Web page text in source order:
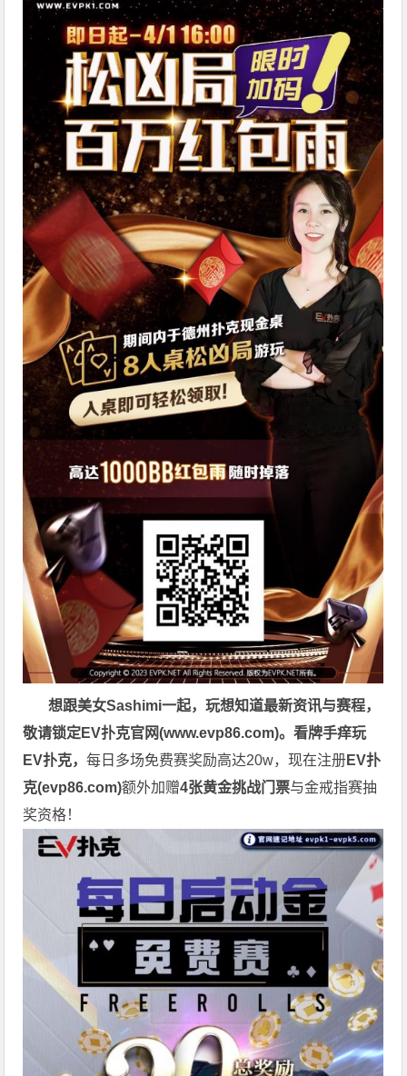
想跟美女Sashimi一起，玩想知道最新资讯与赛程，
敬请锁定EV扑克官网(www.evp86.com)。看牌手痒玩
EV扑克，每日多场免费赛奖励高达20w，现在注册EV扑
克(evp86.com)额外加赠4张黄金挑战门票与金戒指赛抽
奖资格！